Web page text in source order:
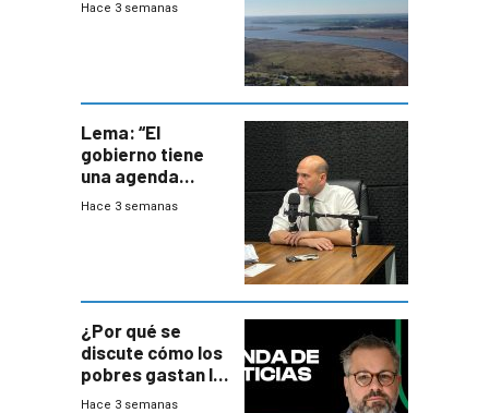
Hace 3 semanas
Lema: “El
gobierno tiene
una agenda
destructiva”
Hace 3 semanas
¿Por qué se
discute cómo los
pobres gastan la
plata?
Hace 3 semanas